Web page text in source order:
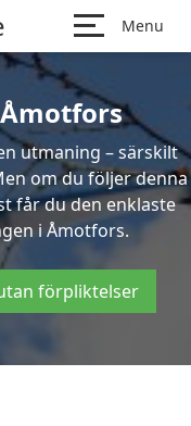
Menu
utmaning – särskilt
om du följer denna
får du den enklaste
i Åmotfors.
förpliktelser